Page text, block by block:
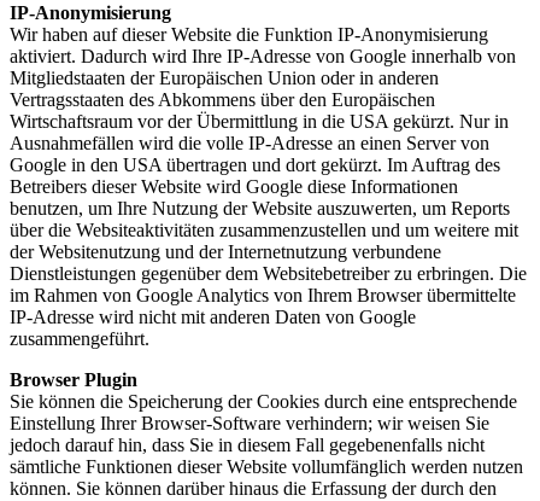
IP-Anonymisierung
Wir haben auf dieser Website die Funktion IP-Anonymisierung
aktiviert. Dadurch wird Ihre IP-Adresse von Google innerhalb von
Mitgliedstaaten der Europäischen Union oder in anderen
Vertragsstaaten des Abkommens über den Europäischen
Wirtschaftsraum vor der Übermittlung in die USA gekürzt. Nur in
Ausnahmefällen wird die volle IP-Adresse an einen Server von
Google in den USA übertragen und dort gekürzt. Im Auftrag des
Betreibers dieser Website wird Google diese Informationen
benutzen, um Ihre Nutzung der Website auszuwerten, um Reports
über die Websiteaktivitäten zusammenzustellen und um weitere mit
der Websitenutzung und der Internetnutzung verbundene
Dienstleistungen gegenüber dem Websitebetreiber zu erbringen. Die
im Rahmen von Google Analytics von Ihrem Browser übermittelte
IP-Adresse wird nicht mit anderen Daten von Google
zusammengeführt.
Browser Plugin
Sie können die Speicherung der Cookies durch eine entsprechende
Einstellung Ihrer Browser-Software verhindern; wir weisen Sie
jedoch darauf hin, dass Sie in diesem Fall gegebenenfalls nicht
sämtliche Funktionen dieser Website vollumfänglich werden nutzen
können. Sie können darüber hinaus die Erfassung der durch den